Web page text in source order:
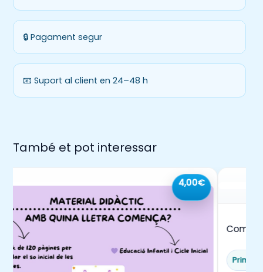
dins l’aula.
resolució d’operacions bàsiques.
➡️Fomentar l’autonomia en la resolució
🔒 Pagament segur
📧 Suport al client en 24–48 h
També et pot interessar
4,00€